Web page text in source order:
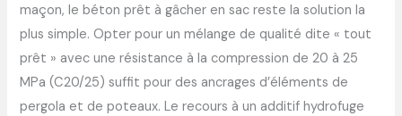
maçon, le béton prêt à gâcher en sac reste la solution la
plus simple. Opter pour un mélange de qualité dite « tout
prêt » avec une résistance à la compression de 20 à 25
MPa (C20/25) suffit pour des ancrages d’éléments de
pergola et de poteaux. Le recours à un additif hydrofuge